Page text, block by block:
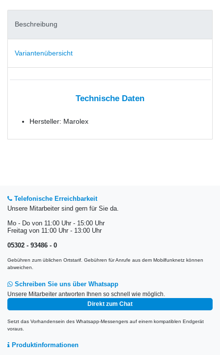
Beschreibung
Variantenübersicht
Technische Daten
Hersteller: Marolex
Telefonische Erreichbarkeit
Unsere Mitarbeiter sind gern für Sie da.
Mo - Do von 11:00 Uhr - 15:00 Uhr
Freitag von 11:00 Uhr - 13:00 Uhr
05302 - 93486 - 0
Gebühren zum üblichen Ortstarif. Gebühren für Anrufe aus dem Mobilfunknetz können
abweichen.
Schreiben Sie uns über Whatsapp
Unsere Mitarbeiter antworten Ihnen so schnell wie möglich.
Direkt zum Chat
Setzt das Vorhandensein des Whatsapp-Messengers auf einem kompatiblen Endgerät
voraus.
Produktinformationen